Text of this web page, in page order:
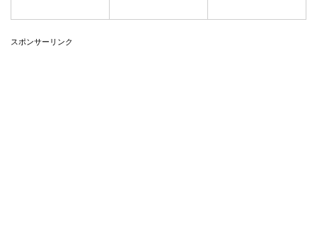
スポンサーリンク